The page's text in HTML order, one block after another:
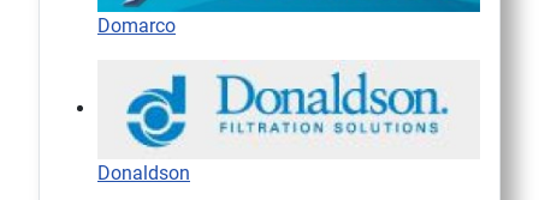
Domarco
Donaldson